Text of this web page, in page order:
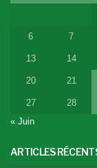
6 7
13 14
20 21
27 28
« Juin
ARTICLES